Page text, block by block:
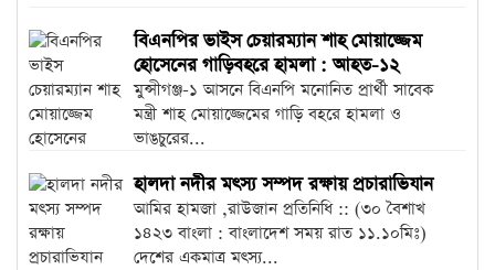
বিএনপির ভাইস চেয়ারম্যান শাহ মোয়াজ্জেম
হোসেনের গাড়িবহরে হামলা : আহত-১২
মুন্সীগঞ্জ-১ আসনে বিএনপি মনোনিত প্রার্থী সাবেক
মন্ত্রী শাহ মোয়াজ্জেমের গাড়ি বহরে হামলা ও
ভাঙচুরের...
হালদা নদীর মৎস্য সম্পদ রক্ষায় প্রচারাভিযান
আমির হামজা ,রাউজান প্রতিনিধি :: (৩০ বৈশাখ
১৪২৩ বাংলা : বাংলাদেশ সময় রাত ১১.১০মিঃ)
দেশের একমাত্র মৎস্য...